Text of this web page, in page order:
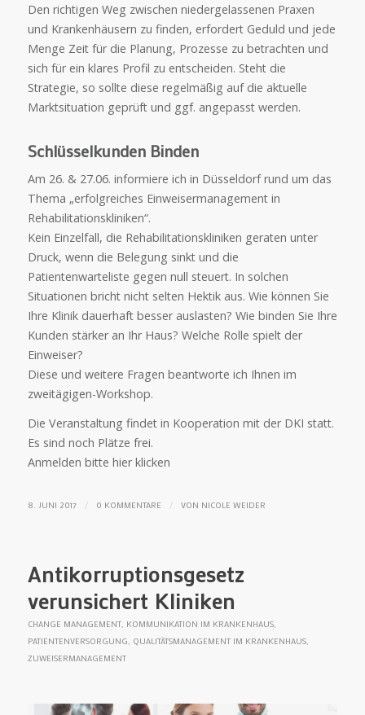
Den richtigen Weg zwischen niedergelassenen Praxen
und Krankenhäusern zu finden, erfordert Geduld und jede
Menge Zeit für die Planung, Prozesse zu betrachten und
sich für ein klares Profil zu entscheiden. Steht die
Strategie, so sollte diese regelmäßig auf die aktuelle
Marktsituation geprüft und ggf. angepasst werden.
Schlüsselkunden Binden
Am 26. & 27.06. informiere ich in Düsseldorf rund um das
Thema „erfolgreiches Einweisermanagement in
Rehabilitationskliniken“.
Kein Einzelfall, die Rehabilitationskliniken geraten unter
Druck, wenn die Belegung sinkt und die
Patientenwarteliste gegen null steuert. In solchen
Situationen bricht nicht selten Hektik aus. Wie können Sie
Ihre Klinik dauerhaft besser auslasten? Wie binden Sie Ihre
Kunden stärker an Ihr Haus? Welche Rolle spielt der
Einweiser?
Diese und weitere Fragen beantworte ich Ihnen im
zweitägigen-Workshop.
Die Veranstaltung findet in Kooperation mit der DKI statt.
Es sind noch Plätze frei.
Anmelden bitte hier klicken
8. JUNI 2017 / 0 KOMMENTARE / VON NICOLE WEIDER
Antikorruptionsgesetz
verunsichert Kliniken
CHANGE MANAGEMENT, KOMMUNIKATION IM KRANKENHAUS,
PATIENTENVERSORGUNG, QUALITÄTSMANAGEMENT IM KRANKENHAUS,
ZUWEISERMANAGEMENT